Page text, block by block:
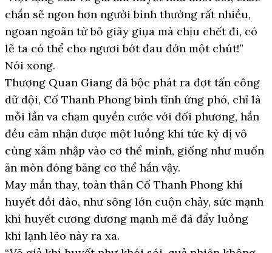
chắn sẽ ngon hơn người bình thường rất nhiều,
ngoan ngoãn từ bỏ giãy giụa mà chịu chết đi, có
lẽ ta có thể cho ngươi bớt đau đớn một chút!”
Nói xong.
Thượng Quan Giang đã bộc phát ra đợt tấn công
dữ dội, Cố Thanh Phong bình tĩnh ứng phó, chỉ là
mỗi lần va chạm quyền cước với đối phương, hắn
đều cảm nhận được một luồng khí tức kỳ dị vô
cùng xâm nhập vào cơ thể mình, giống như muốn
ăn mòn đóng băng cơ thể hắn vậy.
May mắn thay, toàn thân Cố Thanh Phong khí
huyết dồi dào, như sông lớn cuộn chảy, sức mạnh
khí huyết cương dương mạnh mẽ đã đẩy luồng
khí lạnh lẽo này ra xa.